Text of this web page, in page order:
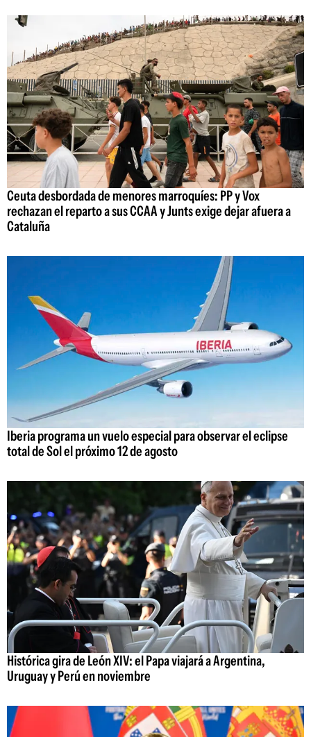
Ceuta desbordada de menores marroquíes: PP y Vox
rechazan el reparto a sus CCAA y Junts exige dejar afuera a
Cataluña
Iberia programa un vuelo especial para observar el eclipse
total de Sol el próximo 12 de agosto
Histórica gira de León XIV: el Papa viajará a Argentina,
Uruguay y Perú en noviembre